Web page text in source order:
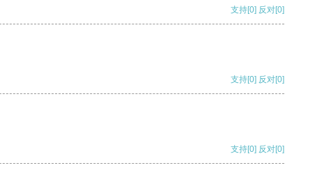
支持[0] 反对[0]
支持[0] 反对[0]
支持[0] 反对[0]